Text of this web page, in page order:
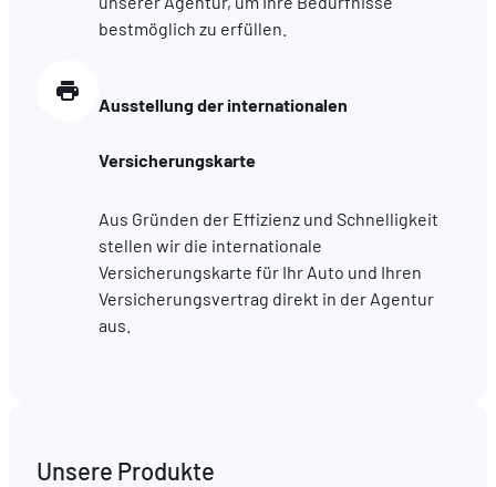
bestmöglich zu erfüllen.
Ausstellung der internationalen
Versicherungskarte
Aus Gründen der Effizienz und Schnelligkeit
stellen wir die internationale
Versicherungskarte für Ihr Auto und Ihren
Versicherungsvertrag direkt in der Agentur
aus.
Unsere Produkte